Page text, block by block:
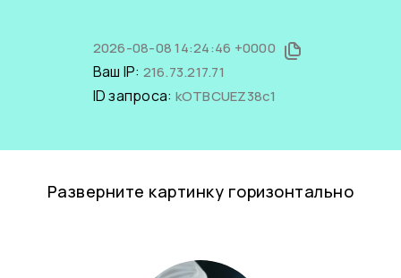
2026-08-08 14:24:46 +0000
Ваш IP: 216.73.217.71
ID запроса: kOTBCUEZ38c1
Разверните картинку горизонтально